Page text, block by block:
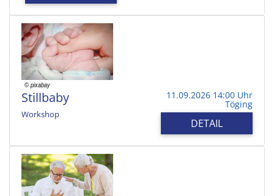
Stillbaby
Workshop
11.09.2026 14:00 Uhr
Töging
DETAIL